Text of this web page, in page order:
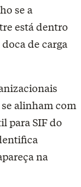
se a
está dentro
de carga
alinham com
para SIF do
na